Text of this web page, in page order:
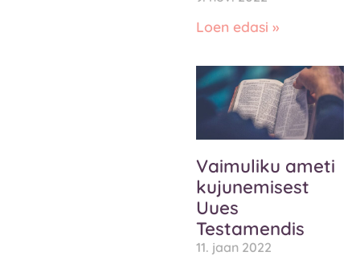
Loen edasi »
Vaimuliku ameti
kujunemisest
Uues
Testamendis
11. jaan 2022